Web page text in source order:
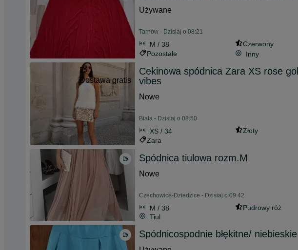
Używane
Tarnów - Dzisiaj o 08:21
M / 38
Czerwony
Pozostałe
Inny
Dostawa gratis
Cekinowa spódnica Zara XS rose
vibes
Nowe
Biała - Dzisiaj o 08:50
XS / 34
Złoty
Zara
Spódnica tiulowa rozm.M
Nowe
Czechowice-Dziedzice - Dzisiaj o 09:42
M / 38
Pudrowy róż
Tiul
Spódnicospodnie błękitne/